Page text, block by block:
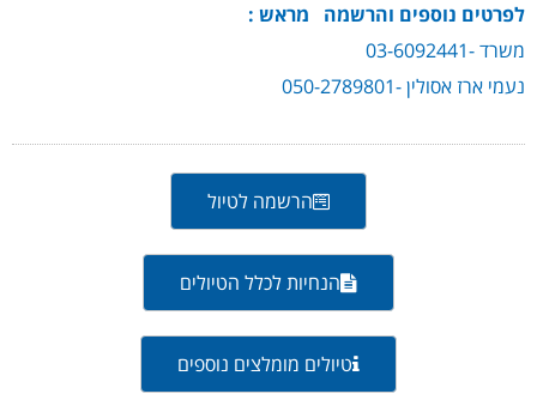
לפרטים נוספים והרשמה מראש :
משרד -03-6092441
נעמי ארז אסולין -050-2789801
הרשמה לטיול
הנחיות לכלל הטיולים
טיולים מומלצים נוספים